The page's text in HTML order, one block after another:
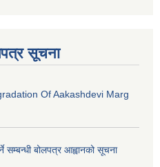
सूचना
Of Aakashdevi Marg
सम्बन्धी बोलपत्र आह्वानको सूचना